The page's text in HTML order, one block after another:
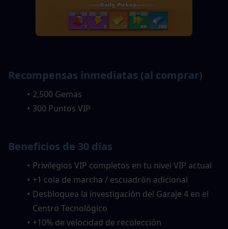
Recompensas inmediatas (al comprar)
2,500 Gemas
300 Puntos VIP
Beneficios de 30 días
Privilegios VIP completos en tu nivel VIP actual
+1 cola de marcha / escuadrón adicional
Desbloquea la investigación del Garaje 4 en el
Centro Tecnológico
+10% de velocidad de recolección